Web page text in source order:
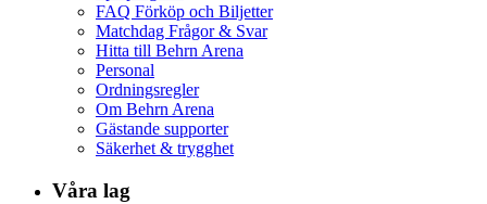
FAQ Förköp och Biljetter
Matchdag Frågor & Svar
Hitta till Behrn Arena
Personal
Ordningsregler
Om Behrn Arena
Gästande supporter
Säkerhet & trygghet
Våra lag